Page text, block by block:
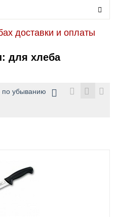
доставки и оплаты
для хлеба
по убыванию